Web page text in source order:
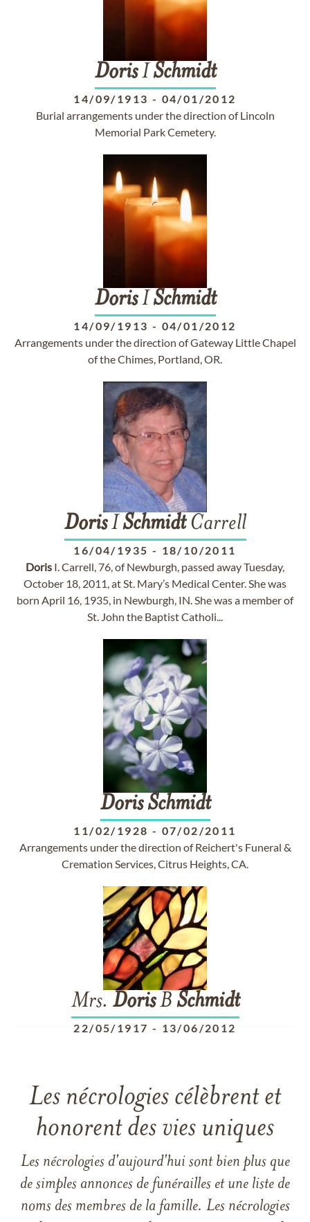
DorisI Schmidt
14/09/1913 - 04/01/2012
Burial arrangements under the direction of Lincoln
Memorial Park Cemetery.
DorisI Schmidt
14/09/1913 - 04/01/2012
Arrangements under the direction of Gateway Little Chapel
of the Chimes, Portland, OR.
DorisI SchmidtCarrell
16/04/1935 - 18/10/2011
Doris I. Carrell, 76, of Newburgh, passed away Tuesday,
October 18, 2011, at St. Mary’s Medical Center. She was
born April 16, 1935, in Newburgh, IN. She was a member of
St. John the Baptist Catholi...
Doris Schmidt
11/02/1928 - 07/02/2011
Arrangements under the direction of Reichert's Funeral &
Cremation Services, Citrus Heights, CA.
Mrs. DorisB Schmidt
22/05/1917 - 13/06/2012
Les nécrologies célèbrent et
honorent des vies uniques
Les nécrologies d'aujourd'hui sont bien plus que
de simples annonces de funérailles et une liste de
noms des membres de la famille. Les nécrologies